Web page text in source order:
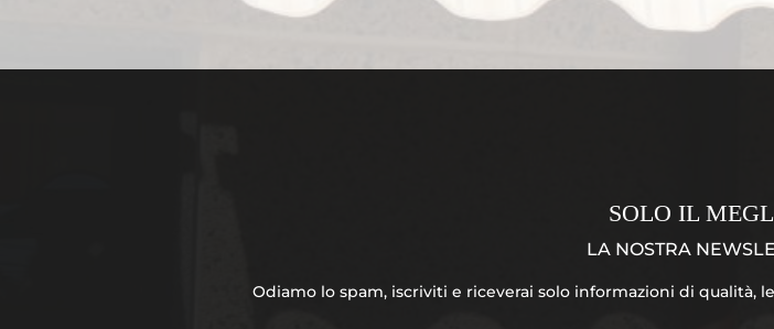
SOLO IL
LA NOSTRA
Odiamo lo spam, iscriviti e riceverai solo informazioni di qualità,